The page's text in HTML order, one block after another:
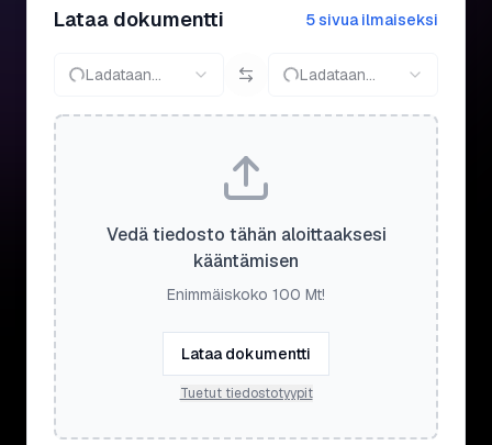
Lataa dokumentti 5 sivua ilmaiseksi
Ladataan... Ladataan...
Vedä tiedosto tähän aloittaaksesi
kääntämisen
Enimmäiskoko 100 Mt!
Lataa dokumentti
Tuetut tiedostotyypit